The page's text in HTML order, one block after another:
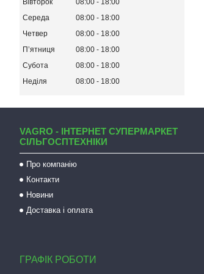
Вівторок 08:00
18:00
Середа
08:00
18:00
Четвер
08:00
18:00
Пʼятниця
08:00
18:00
Субота
08:00
18:00
Неділя
08:00 18:00
VAGRO - ІНТЕРНЕТ СУПЕРМАРКЕТ
СІЛЬГОСПТЕХНІКИ
Про компанію
Контакти
Новини
Доставка і оплата
ГРАФІК РОБОТИ